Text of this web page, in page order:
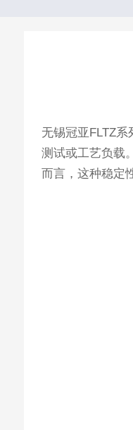
无锡冠亚FLTZ系
测试或工艺负载
而言，这种稳定